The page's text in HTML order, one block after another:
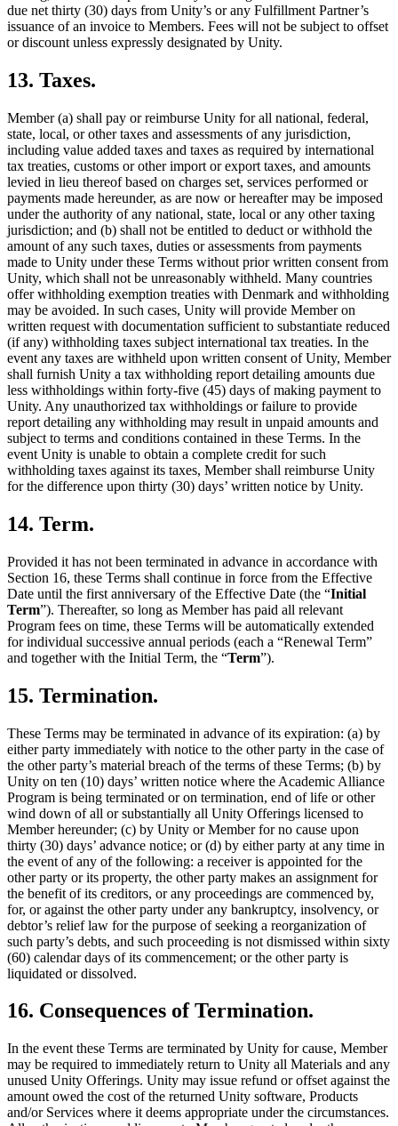
due net thirty (30) days from Unity’s or any Fulfillment Partner’s
issuance of an invoice to Members. Fees will not be subject to offset
or discount unless expressly designated by Unity.
13. Taxes.
Member (a) shall pay or reimburse Unity for all national, federal,
state, local, or other taxes and assessments of any jurisdiction,
including value added taxes and taxes as required by international
tax treaties, customs or other import or export taxes, and amounts
levied in lieu thereof based on charges set, services performed or
payments made hereunder, as are now or hereafter may be imposed
under the authority of any national, state, local or any other taxing
jurisdiction; and (b) shall not be entitled to deduct or withhold the
amount of any such taxes, duties or assessments from payments
made to Unity under these Terms without prior written consent from
Unity, which shall not be unreasonably withheld. Many countries
offer withholding exemption treaties with Denmark and withholding
may be avoided. In such cases, Unity will provide Member on
written request with documentation sufficient to substantiate reduced
(if any) withholding taxes subject international tax treaties. In the
event any taxes are withheld upon written consent of Unity, Member
shall furnish Unity a tax withholding report detailing amounts due
less withholdings within forty-five (45) days of making payment to
Unity. Any unauthorized tax withholdings or failure to provide
report detailing any withholding may result in unpaid amounts and
subject to terms and conditions contained in these Terms. In the
event Unity is unable to obtain a complete credit for such
withholding taxes against its taxes, Member shall reimburse Unity
for the difference upon thirty (30) days’ written notice by Unity.
14. Term.
Provided it has not been terminated in advance in accordance with
Section 16, these Terms shall continue in force from the Effective
Date until the first anniversary of the Effective Date (the “Initial
Term”). Thereafter, so long as Member has paid all relevant
Program fees on time, these Terms will be automatically extended
for individual successive annual periods (each a “Renewal Term”
and together with the Initial Term, the “Term”).
15. Termination.
These Terms may be terminated in advance of its expiration: (a) by
either party immediately with notice to the other party in the case of
the other party’s material breach of the terms of these Terms; (b) by
Unity on ten (10) days’ written notice where the Academic Alliance
Program is being terminated or on termination, end of life or other
wind down of all or substantially all Unity Offerings licensed to
Member hereunder; (c) by Unity or Member for no cause upon
thirty (30) days’ advance notice; or (d) by either party at any time in
the event of any of the following: a receiver is appointed for the
other party or its property, the other party makes an assignment for
the benefit of its creditors, or any proceedings are commenced by,
for, or against the other party under any bankruptcy, insolvency, or
debtor’s relief law for the purpose of seeking a reorganization of
such party’s debts, and such proceeding is not dismissed within sixty
(60) calendar days of its commencement; or the other party is
liquidated or dissolved.
16. Consequences of Termination.
In the event these Terms are terminated by Unity for cause, Member
may be required to immediately return to Unity all Materials and any
unused Unity Offerings. Unity may issue refund or offset against the
amount owed the cost of the returned Unity software, Products
and/or Services where it deems appropriate under the circumstances.